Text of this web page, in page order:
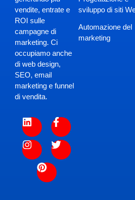
vendite, entrate e
ROI sulle
campagne di
marketing. Ci
occupiamo anche
di web design,
SEO, email
marketing e funnel
di vendita.
sviluppo di siti
Automazione del
marketing